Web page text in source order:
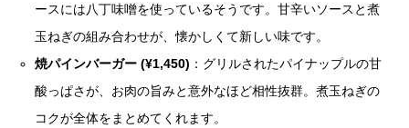
ースには八丁味噌を使っているそうです。甘辛いソースと煮
玉ねぎの組み合わせが、懐かしくて新しい味です。
焼パインバーガー (¥1,450) ：グリルされたパイナップルの甘
酸っぱさが、お肉の旨みと意外なほど相性抜群。煮玉ねぎの
コクが全体をまとめてくれます。